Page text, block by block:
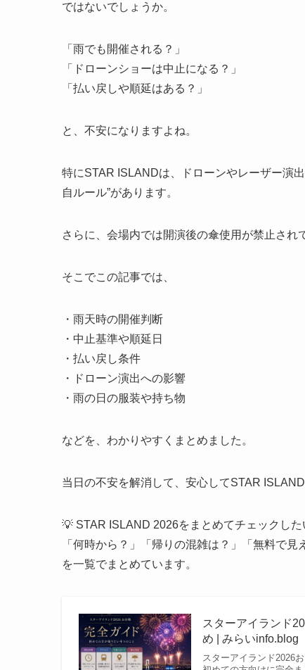
ではないでしょうか。
「雨でも開催される？」
「ドローンショーは中止になる？」
「払い戻しや順延はある？」
と、不安になりますよね。
特にSTAR ISLANDは、ドローンやレーザー演
自ルール”があります。
さらに、会場内では開演後の傘使用が禁止され
そこでこの記事では、
・雨天時の開催判断
・中止基準や順延日
・払い戻し条件
・ドローン演出への影響
・雨の日の服装や持ち物
などを、わかりやすくまとめました。
当日の不安を解消して、安心してSTAR
💡 STAR ISLAND 2026をまとめてチェックした
「何時から？」「帰りの混雑は？」「無料で
を一覧でまとめています。
スターアイランド
め | みらいinfo.blog
スターアイランド2026